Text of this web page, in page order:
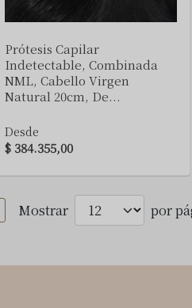
Prótesis Capilar
Indetectable, Combinada
NML, Cabello Virgen
Natural 20cm, De...
Desde
$ 384.355,00
VER DETALLE
Mostrar por